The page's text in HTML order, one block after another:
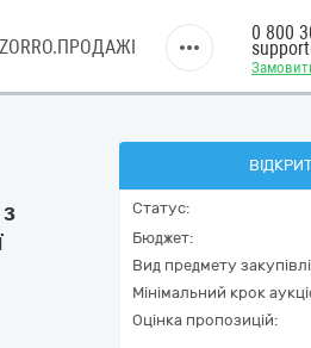
0 800
Статус:
Бюджет:
Вид предмету
Мінімальний крок
Оцінка пропозицій: